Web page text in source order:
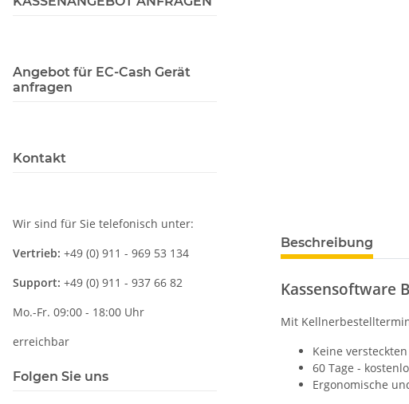
Beschreibung
Kassensoftware
Mit
Keine
60 Tage -
Ergonomische
Angebot für EC-Cash Gerät
anfragen
Kontakt
Wir sind für Sie telefonisch unter:
Vertrieb: +49 (0) 911 - 969 53 134
Support: +49 (0) 911 - 937 66 82
Mo.-Fr. 09:00 - 18:00 Uhr
erreichbar
Folgen Sie uns